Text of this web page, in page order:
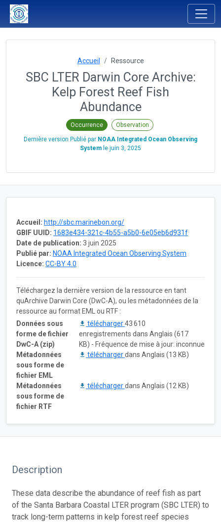
Accueil Ressource
SBC LTER Darwin Core Archive:
Kelp Forest Reef Fish
Abundance
Occurrence Observation
Dernière version Publié par NOAA Integrated Ocean Observing
System le juin 3, 2025
Accueil: http://sbc.marinebon.org/
GBIF UUID: 1683e434-321c-4b55-a5b0-6e05eb6d931f
Date de publication: 3 juin 2025
Publié par: NOAA Integrated Ocean Observing System
Licence: CC-BY 4.0
Téléchargez la dernière version de la ressource en tant
quArchive Darwin Core (DwC-A), ou les métadonnées de la
ressource au format EML ou RTF :
Données sous
forme de fichier
DwC-A (zip)
télécharger43 610
enregistrements dans Anglais (617
KB) - Fréquence de mise à jour: inconnue
Métadonnées
sous forme de
fichier EML
téléchargerdans Anglais (13 KB)
Métadonnées
sous forme de
fichier RTF
téléchargerdans Anglais (12 KB)
Description
These data describe the abundance of reef fish as part
of the Santa Barbara Coastal LTER program (SBC LTER) to
track long-term patterns in kelp forest reef species